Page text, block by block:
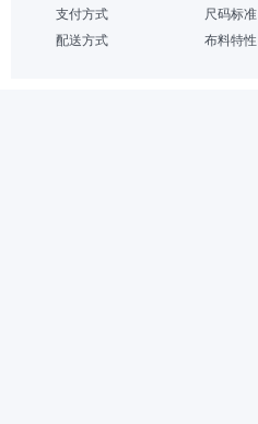
支付方式
配送方式
尺码标准
布料特性